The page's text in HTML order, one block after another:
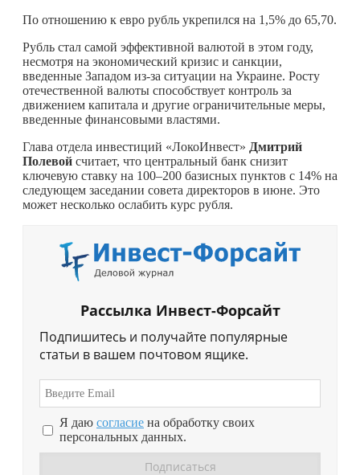
По отношению к евро рубль укрепился на 1,5% до 65,70.
Рубль стал самой эффективной валютой в этом году,
несмотря на экономический кризис и санкции,
введенные Западом из-за ситуации на Украине. Росту
отечественной валюты способствует контроль за
движением капитала и другие ограничительные меры,
введенные финансовыми властями.
Глава отдела инвестиций «ЛокоИнвест» Дмитрий
Полевой считает, что центральный банк снизит
ключевую ставку на 100–200 базисных пунктов с 14% на
следующем заседании совета директоров в июне. Это
может несколько ослабить курс рубля.
Рассылка Инвест-Форсайт
Подпишитесь и получайте популярные
статьи в вашем почтовом ящике.
Я даю согласие на обработку своих
персональных данных.